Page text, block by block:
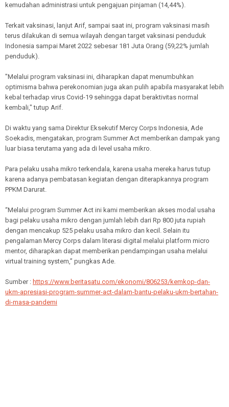
kemudahan administrasi untuk pengajuan pinjaman (14,44%).
Terkait vaksinasi, lanjut Arif, sampai saat ini, program vaksinasi masih
terus dilakukan di semua wilayah dengan target vaksinasi penduduk
Indonesia sampai Maret 2022 sebesar 181 Juta Orang (59,22% jumlah
penduduk).
"Melalui program vaksinasi ini, diharapkan dapat menumbuhkan
optimisma bahwa perekonomian juga akan pulih apabila masyarakat lebih
kebal terhadap virus Covid-19 sehingga dapat beraktivitas normal
kembali," tutup Arif.
Di waktu yang sama Direktur Eksekutif Mercy Corps Indonesia, Ade
Soekadis, mengatakan, program Summer Act memberikan dampak yang
luar biasa terutama yang ada di level usaha mikro.
Para pelaku usaha mikro terkendala, karena usaha mereka harus tutup
karena adanya pembatasan kegiatan dengan diterapkannya program
PPKM Darurat.
“Melalui program Summer Act ini kami memberikan akses modal usaha
bagi pelaku usaha mikro dengan jumlah lebih dari Rp 800 juta rupiah
dengan mencakup 525 pelaku usaha mikro dan kecil. Selain itu
pengalaman Mercy Corps dalam literasi digital melalui platform micro
mentor, diharapkan dapat memberikan pendampingan usaha melalui
virtual training system,” pungkas Ade.
Sumber : https://www.beritasatu.com/ekonomi/806253/kemkop-dan-
ukm-apresiasi-program-summer-act-dalam-bantu-pelaku-ukm-bertahan-
di-masa-pandemi